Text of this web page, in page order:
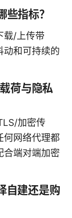
些指标？
载/上传带
动和可持续的
荷与隐私
加密传
何网络代理都
合端对端加密
自建还是购